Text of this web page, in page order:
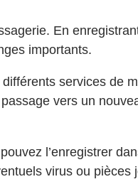
En
importants.
services de
vers un
l’enregistrer
virus ou